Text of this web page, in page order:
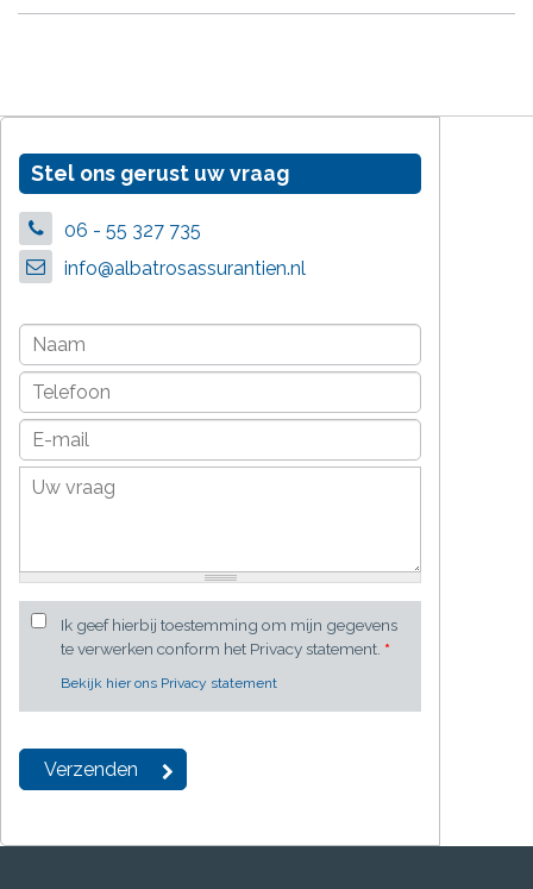
Stel ons gerust uw vraag
06 - 55 327 735
info@albatrosassurantien.nl
Ik geef hierbij toestemming om mijn gegevens
te verwerken conform het Privacy statement. *
Bekijk hier ons Privacy statement